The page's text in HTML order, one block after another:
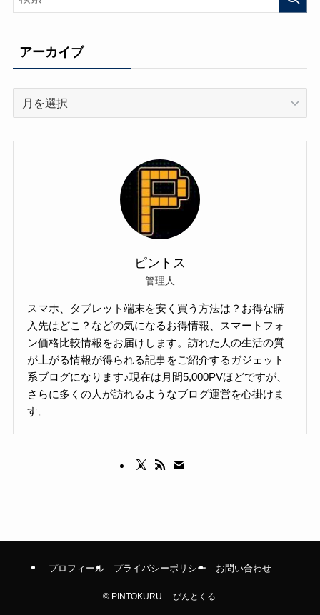
ー
アーカイブ
ピントス
管理人
スマホ、タブレット端末を安く買う方法は？お得な購
入先はどこ？などの気になるお得情報、スマートフォ
ン価格比較情報をお届けします。訪れた人の生活の質
が上がる情報が得られる記事をご紹介するガジェット
系ブログになります♪現在は月間5,000PVほどですが、
さらに多くの人が訪れるようなブログ運営を心掛けま
す。
プロフィール プライバシーポリシー お問い合わせ
©PINTOKURU ぴんとくる.